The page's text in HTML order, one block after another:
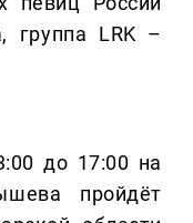
группа LRK –
до 17:00 на
пройдёт